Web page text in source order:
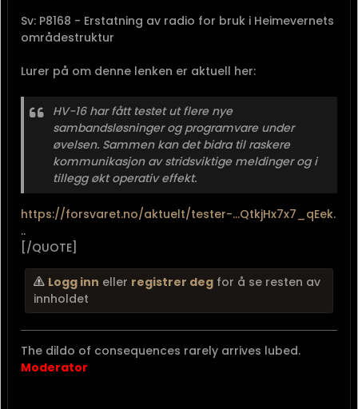
Sv: P8168 - Erstatning av radio for bruk i Heimevernets
områdestruktur
Lurer på om denne lenken er aktuell her:
HV-16 har fått testet ut flere nye
sambandsløsninger og programvare under
øvelsen. Sammen kan det bidra til raskere
kommunikasjon av stridsviktige meldinger og i
tillegg økt operativ effekt.
https://forsvaret.no/aktuelt/tester-...QtkjHx7x7_qEek.
..
[/QUOTE]
Logg inn eller registrer deg for å se resten av
innholdet
The dildo of consequences rarely arrives lubed.
Moderator